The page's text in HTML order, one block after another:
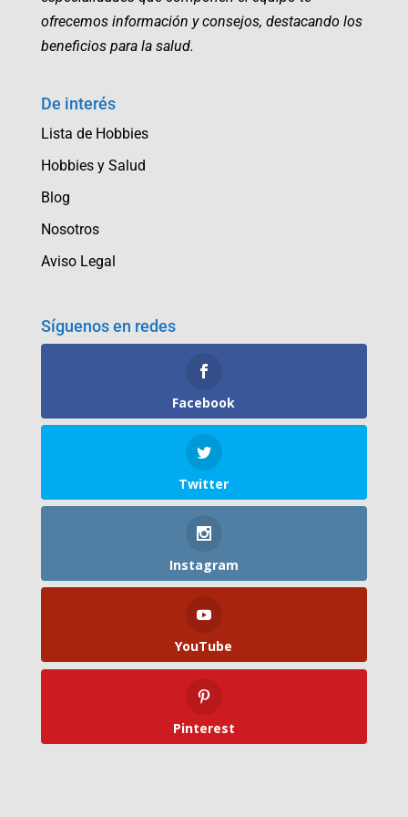
ofrecemos información y consejos, destacando los
beneficios para la salud.
De interés
Lista de Hobbies
Hobbies y Salud
Blog
Nosotros
Aviso Legal
Síguenos en redes
Facebook
Twitter
Instagram
YouTube
Pinterest